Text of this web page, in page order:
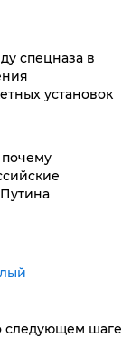
спецназа в
установок
следующем шаге